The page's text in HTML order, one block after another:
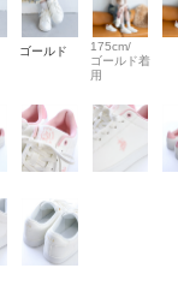
ゴールド
175cm/
ゴールド着
用